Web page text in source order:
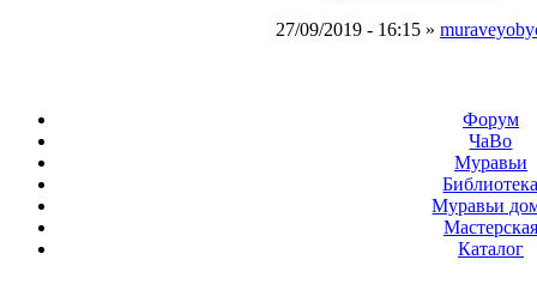
27/09/2019 - 16:15 »
Форум
ЧаВо
Муравьи
Муравьи
Мастерская
Каталог